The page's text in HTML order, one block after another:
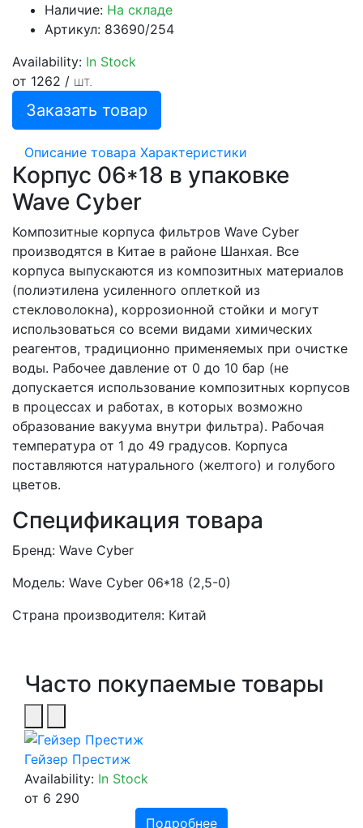
Наличие: На складе
Артикул: 83690/254
Availability: In Stock
от 1262 / шт.
Заказать товар
Описание товара Характеристики
Корпус 06*18 в упаковке
Wave Cyber
Композитные корпуса фильтров Wave Cyber
производятся в Китае в районе Шанхая. Все
корпуса выпускаются из композитных материалов
(полиэтилена усиленного оплеткой из
стекловолокна), коррозионной стойки и могут
использоваться со всеми видами химических
реагентов, традиционно применяемых при очистке
воды. Рабочее давление от 0 до 10 бар (не
допускается использование композитных корпусов
в процессах и работах, в которых возможно
образование вакуума внутри фильтра). Рабочая
температура от 1 до 49 градусов. Корпуса
поставляются натурального (желтого) и голубого
цветов.
Спецификация товара
Бренд: Wave Cyber
Модель: Wave Cyber 06*18 (2,5-0)
Страна производителя: Китай
Часто покупаемые товары
Гейзер Престиж
Availability: In Stock
от 6 290
Подробнее